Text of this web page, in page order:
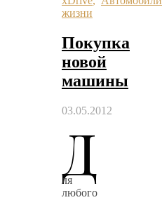
жизни
Покупка
новой
машины
03.05.2012
Д
ля
любого